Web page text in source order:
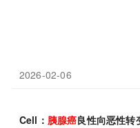
2026-02-06
Cell： 胰腺癌良性向恶性转